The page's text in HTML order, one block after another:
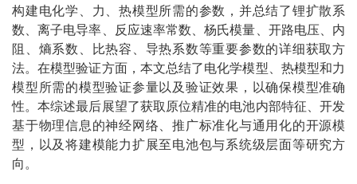
构建电化学、力、热模型所需的参数，并总结了锂扩散系
数、离子电导率、反应速率常数、杨氏模量、开路电压、内
阻、熵系数、比热容、导热系数等重要参数的详细获取方
法。在模型验证方面，本文总结了电化学模型、热模型和力
模型所需的模型验证参量以及验证效果，以确保模型准确
性。本综述最后展望了获取原位精准的电池内部特征、开发
基于物理信息的神经网络、推广标准化与通用化的开源模
型，以及将建模能力扩展至电池包与系统级层面等研究方
向。